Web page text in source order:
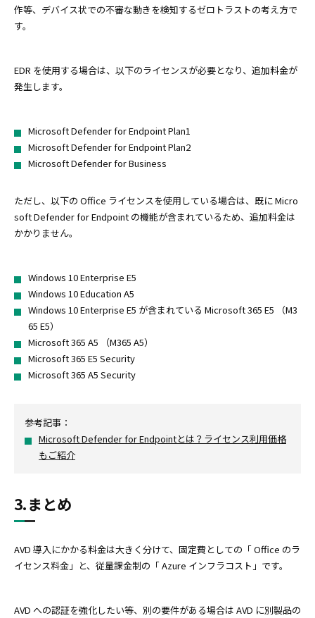
作等、デバイス状での不審な動きを検知するゼロトラストの考え方で
す。
EDR を使用する場合は、以下のライセンスが必要となり、追加料金が
発生します。
Microsoft Defender for Endpoint Plan1
Microsoft Defender for Endpoint Plan2
Microsoft Defender for Business
ただし、以下の Office ライセンスを使用している場合は、既に Micro
soft Defender for Endpoint の機能が含まれているため、追加料金は
かかりません。
Windows 10 Enterprise E5
Windows 10 Education A5
Windows 10 Enterprise E5 が含まれている Microsoft 365 E5 （M3
65 E5）
Microsoft 365 A5 （M365 A5）
Microsoft 365 E5 Security
Microsoft 365 A5 Security
参考記事：
Microsoft Defender for Endpointとは？ライセンス利用価格
もご紹介
3.まとめ
AVD 導入にかかる料金は大きく分けて、固定費としての「 Office のラ
イセンス料金」と、従量課金制の「 Azure インフラコスト」です。
AVD への認証を強化したい等、別の要件がある場合は AVD に別製品の